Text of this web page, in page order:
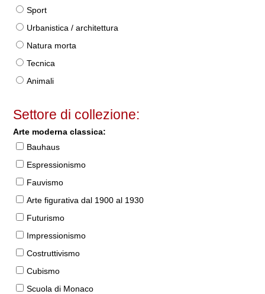
Sport
Urbanistica / architettura
Natura morta
Tecnica
Animali
Settore di collezione:
Arte moderna classica:
Bauhaus
Espressionismo
Fauvismo
Arte figurativa dal 1900 al 1930
Futurismo
Impressionismo
Costruttivismo
Cubismo
Scuola di Monaco